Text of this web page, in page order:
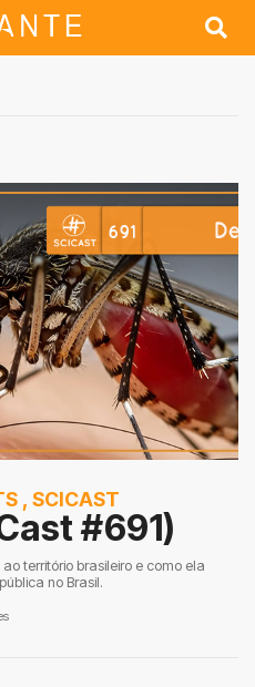
, SCICAST
#691)
território brasileiro e como ela
no Brasil.